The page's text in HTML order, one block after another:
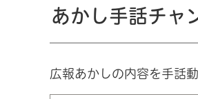
あかし手話チャ
広報あかしの内容を手話